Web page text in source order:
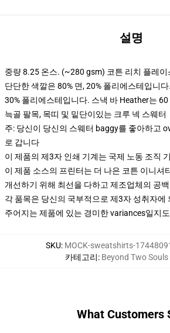
설명
중량 8.25 온스. (~280 gsm) 코튼 리치 플레이
단단한 색깔은 80% 면, 20% 폴리에스테입니
30% 폴리에스테입니다. 스낵 바 Heather는 60
늑골 팔목, 목띠 및 밑단이있는 크루 넥 스웨터
주: 당신이 당신의 스웨터 baggy를 좋아하고
로 갑니다
이 제품의 제3자 인쇄 기계는 국제 노동 조직
이 제품 소스의 프린터는 더 나은 코튼 이니셔
개선하기 위해 최선을 다하고 제조업체의 공백
각 품목은 당신의 국부적으로 제3자 성취자에
주어지는 제품에 있는 경미한 variances일지
SKU: MOCK-sweatshirts-
카테고리: Beyond Two Souls
What Customers